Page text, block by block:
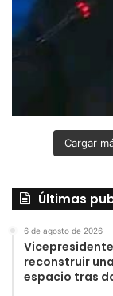
Cargar
Últimas
6 de agosto de 2026
reconstruir
espacio tras